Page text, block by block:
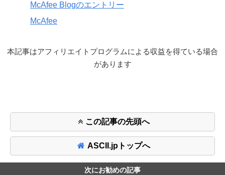
McAfee Blogのエントリー
McAfee
本記事はアフィリエイトプログラムによる収益を得ている場合
があります
この記事の先頭へ
ASCII.jpトップへ
次にお勧めの記事